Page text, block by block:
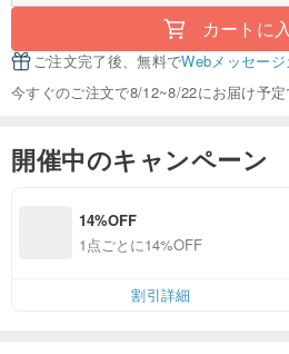
カートに
ご注文完了後、無料でWebメッセージ
今すぐのご注文で8/12~8/22にお届け予
開催中のキャンペーン
14%OFF
1点ごとに14%OFF
割引詳細